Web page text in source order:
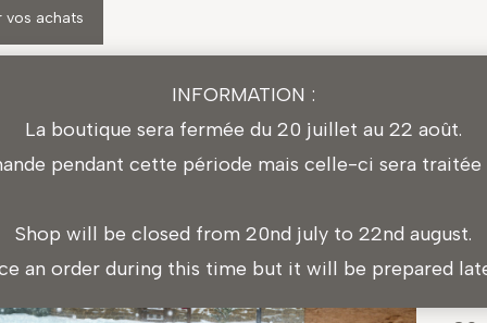
INFORMATION :
La boutique sera fermée du 20 juillet au 22 août.
pendant cette période mais celle-ci sera traitée
Shop will be closed from 20nd july to 22nd august.
an order during this time but it will be prepared
achats
10